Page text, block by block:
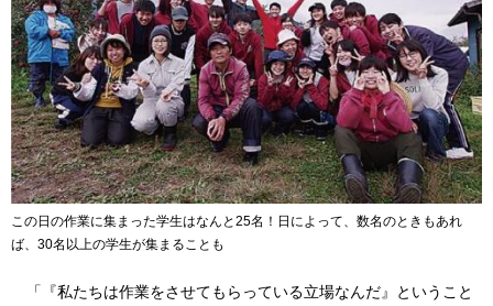
この日の作業に集まった学生はなんと25名！日によって、数名のときもあれ
ば、30名以上の学生が集まることも
「『私たちは作業をさせてもらっている立場なんだ』ということ